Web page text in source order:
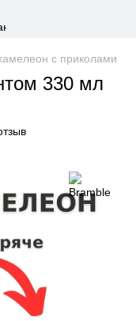
с приколами
330 мл